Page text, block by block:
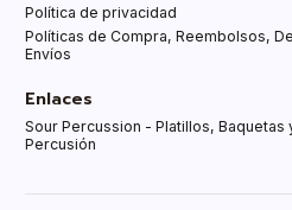
Política de privacidad
Políticas de Compra, Reembolsos,
Envíos
Enlaces
Sour Percussion - Platillos,
Percusión